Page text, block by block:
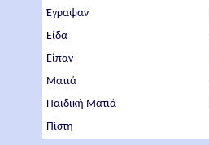
Έγραψαν
Είδα
Είπαν
Ματιά
Παιδική Ματιά
Πίστη